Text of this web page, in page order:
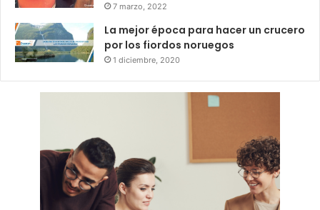
7 marzo, 2022
La mejor época para hacer un crucero
por los fiordos noruegos
1 diciembre, 2020